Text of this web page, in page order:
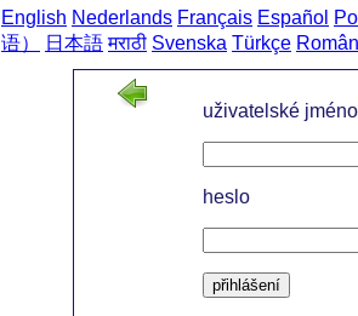
English Nederlands Français Español
语）
日本語 मराठी Svenska Türkçe
uživatelské jméno
heslo
přihlášení